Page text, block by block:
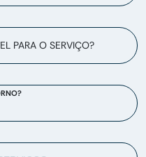
PARA O SERVIÇO?